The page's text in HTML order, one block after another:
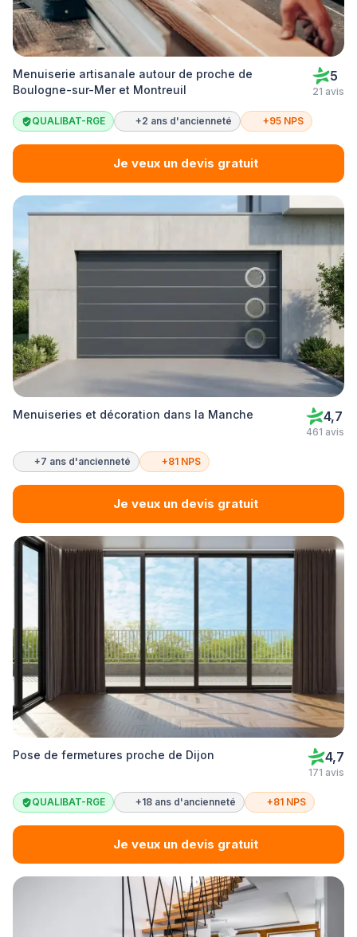
Menuiserie artisanale autour de proche de
Boulogne-sur-Mer et Montreuil
5
21 avis
QUALIBAT-RGE +2 ans d'ancienneté +95 NPS
Je veux un devis gratuit
Menuiseries et décoration dans la Manche 4,7
461 avis
+7 ans d'ancienneté +81 NPS
Je veux un devis gratuit
Pose de fermetures proche de Dijon 4,7
171 avis
QUALIBAT-RGE +18 ans d'ancienneté +81 NPS
Je veux un devis gratuit